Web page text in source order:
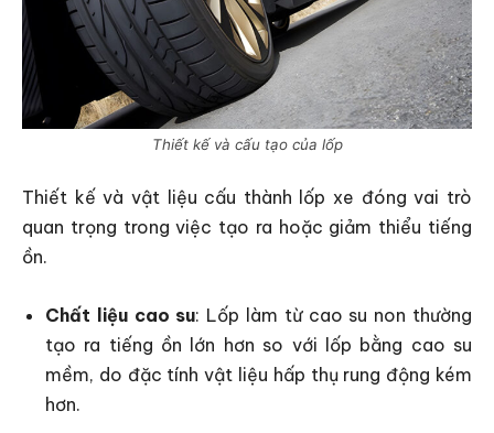
Thiết kế và cấu tạo của lốp
Thiết kế và vật liệu cấu thành lốp xe đóng vai trò
quan trọng trong việc tạo ra hoặc giảm thiểu tiếng
ồn.
Chất liệu cao su: Lốp làm từ cao su non thường
tạo ra tiếng ồn lớn hơn so với lốp bằng cao su
mềm, do đặc tính vật liệu hấp thụ rung động kém
hơn.